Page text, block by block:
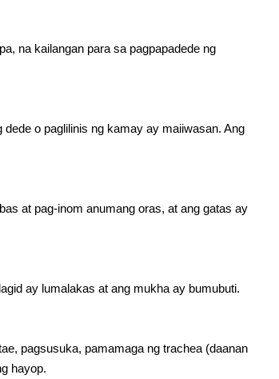
na kailangan para sa pagpapadede ng
o paglilinis ng kamay ay maiiwasan. Ang
at pag-inom anumang oras, at ang gatas ay
ay lumalakas at ang mukha ay bumubuti.
pagsusuka, pamamaga ng trachea (daanan
hayop.